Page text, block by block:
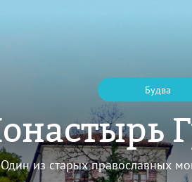
Будва
Один из старых православных